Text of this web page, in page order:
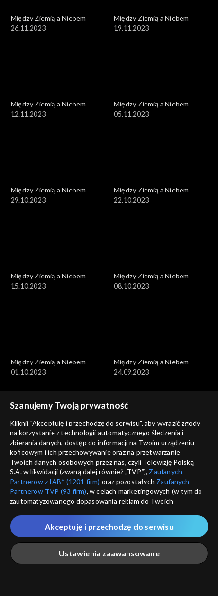
Między Ziemią a Niebem
26.11.2023
Między Ziemią a Niebem
19.11.2023
Między Ziemią a Niebem
12.11.2023
Między Ziemią a Niebem
05.11.2023
Między Ziemią a Niebem
29.10.2023
Między Ziemią a Niebem
22.10.2023
Między Ziemią a Niebem
15.10.2023
Między Ziemią a Niebem
08.10.2023
Między Ziemią a Niebem
01.10.2023
Między Ziemią a Niebem
24.09.2023
Między Ziemią a Niebem
17.09.2023
Między Ziemią a Niebem
03.09.2023
Między Ziemią a Niebem
27.08.2023
Między Ziemią a Niebem
20.08.2023
Szanujemy Twoją prywatność
Kliknij "Akceptuję i przechodzę do serwisu", aby wyrazić zgody
na korzystanie z technologii automatycznego śledzenia i
zbierania danych, dostęp do informacji na Twoim urządzeniu
końcowym i ich przechowywanie oraz na przetwarzanie
Twoich danych osobowych przez nas, czyli Telewizję Polską
S.A. w likwidacji (zwaną dalej również „TVP”), Zaufanych
Partnerów z IAB* (1201 firm) oraz pozostałych Zaufanych
Partnerów TVP (93 firm), w celach marketingowych (w tym do
zautomatyzowanego dopasowania reklam do Twoich
które wskazujemy poniżej, a także zgody na udostępnianie
przez nas identyfikatora PPID do Google.
Twoje dane osobowe zbierane podczas odwiedzania przez
Ciebie naszych
poszczególnych serwisówzwanych dalej
„Portalem”, w tym informacje zapisywane za pomocą
Ustawienia zaawansowane
Akceptuję i przechodzę do serwisu